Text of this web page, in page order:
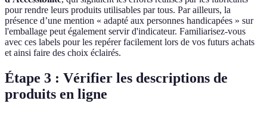
pour rendre leurs produits utilisables par tous. Par ailleurs, la
présence d’une mention « adapté aux personnes handicapées » sur
l'emballage peut également servir d'indicateur. Familiarisez-vous
avec ces labels pour les repérer facilement lors de vos futurs achats
et ainsi faire des choix éclairés.
Étape 3 : Vérifier les descriptions de
produits en ligne